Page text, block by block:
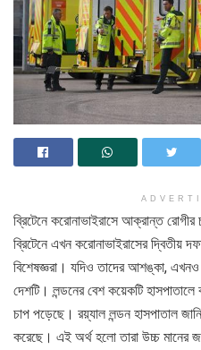
ব্রিটেনে করোনাভাইরাসে আক্রান্ত রোগীর
ব্রিটেনে এখন করোনাভাইরাসের দ্বিতীয়
বিশেষজ্ঞরা। যদিও তাদের আশঙ্কা,
দেশটি। লন্ডনের বেশ কয়েকটি
চাপ পড়েছে। রয়্যাল লন্ডন হাসপাতাল
করেছে। এই অর্থ হলো তারা উচ্চ মানের